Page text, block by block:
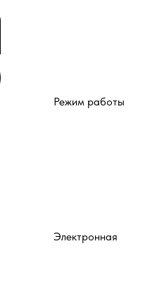
Режим работы
Электронная